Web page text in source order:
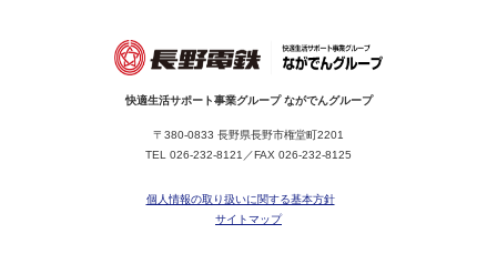
快適生活サポート事業グループ ながでんグループ
〒380-0833 長野県長野市権堂町2201
TEL 026-232-8121 ／FAX 026-232-8125
個人情報の取り扱いに関する基本方針
サイトマップ